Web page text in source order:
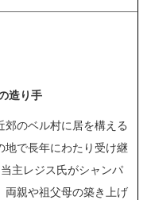
造り手
郊のベル村に居を構える
地で長年にわたり受け継
主レジス氏がシャンパ
両親や祖父母の築き上げ